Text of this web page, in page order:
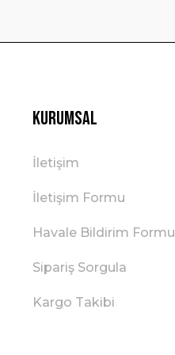
Kurumsal
İletişim
İletişim Formu
Havale Bildirim Formu
Sipariş Sorgula
Kargo Takibi